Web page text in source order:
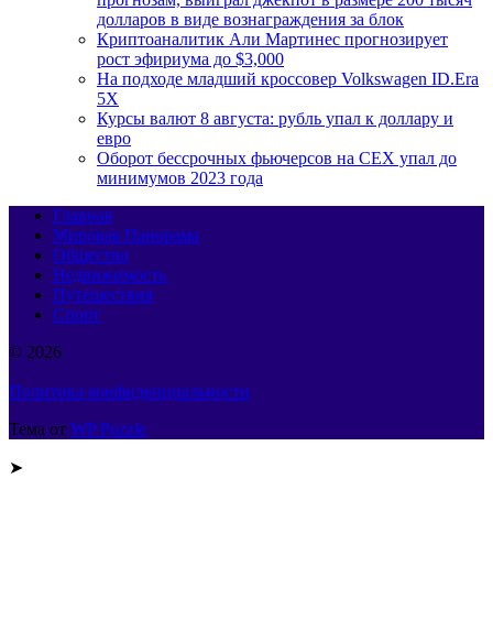
долларов в виде вознаграждения за блок
Криптоаналитик Али Мартинес прогнозирует
рост эфириума до $3,000
На подходе младший кроссовер Volkswagen ID.Era
5X
Курсы валют 8 августа: рубль упал к доллару и
евро
Оборот бессрочных фьючерсов на CEX упал до
минимумов 2023 года
Главная
Мировая Панорама
Общество
Недвижимость
Путешествия
Спорт
© 2026
Политика конфиденциальности
Тема от WP Puzzle
➤